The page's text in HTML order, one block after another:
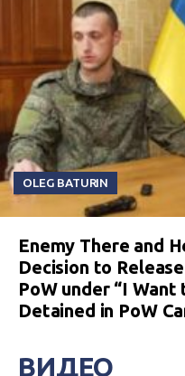
OLEG BATURIN
Enemy There and
Decision to
PoW under “I
Detained in PoW
ВИДЕО